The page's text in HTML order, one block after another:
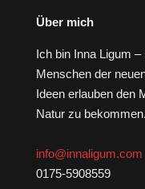
Über mich
Ich bin Inna Ligum
Menschen der
Ideen erlauben den
Natur zu bekommen.
info@innaligum.com
0175-5908559